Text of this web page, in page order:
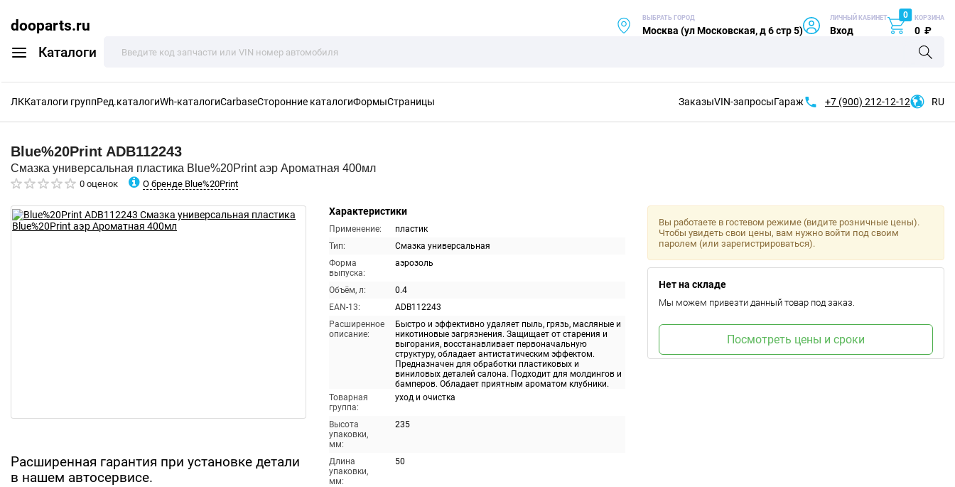
dooparts.ru
Каталоги
ВЫБРАТЬ ГОРОД
Москва (ул Московская, д 6 стр 5)
ЛИЧНЫЙ КАБИНЕТ
Вход
0 КОРЗИНА
0 ₽
ЛККаталоги группРед.каталогиWh-каталогиCarbaseСторонние каталогиФормыСтраницы ЗаказыVIN-запросыГараж +7 (900) 212-12-12 RU
Blue%20Print ADB112243
Смазка универсальная пластика Blue%20Print аэр Ароматная 400мл
0 оценок О бренде Blue%20Print
Расширенная гарантия при установке детали
в нашем автосервисе.
Характеристики
Применение:
пластик
Тип:
Смазка универсальная
Форма
выпуска:
аэрозоль
Объём, л:
0.4
EAN-13:
ADB112243
Расширенное
описание:
Быстро и эффективно удаляет пыль, грязь, масляные и
никотиновые загрязнения. Защищает от старения и
выгорания, восстанавливает первоначальную
структуру, обладает антистатическим эффектом.
Предназначен для обработки пластиковых и
виниловых деталей салона. Подходит для молдингов и
бамперов. Обладает приятным ароматом клубники.
Товарная
группа:
уход и очистка
Высота
упаковки,
мм:
235
Длина
упаковки,
мм:
50
Вы работаете в гостевом режиме (видите розничные цены).
Чтобы увидеть свои цены, вам нужно войти под своим
паролем (или зарегистрироваться).
Нет на складе
Мы можем привезти данный товар под заказ.
Посмотреть цены и сроки